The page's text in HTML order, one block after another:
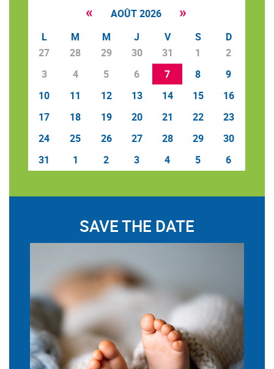
« AOÛT 2026 »
L M M J V S
D
27
28 29 30 31 1
2
3
4 5 6 7 8
9
10
11 12 13 14 15
16
17
18 19 20 21 22
23
24
25 26 27 28 29
30
31
1 2 3 4 5 6
SAVE THE DATE